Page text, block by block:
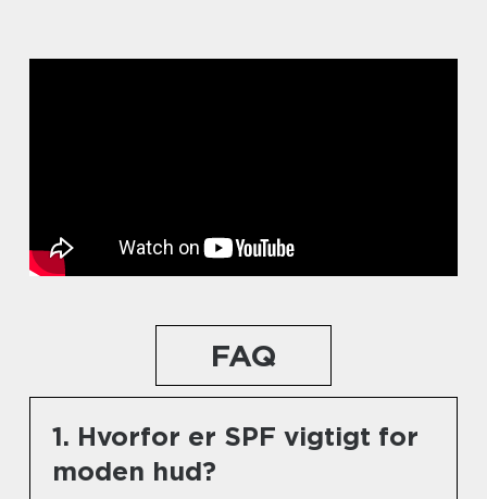
FAQ
1. Hvorfor er SPF vigtigt for
moden hud?